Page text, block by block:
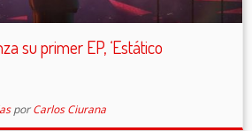
su primer EP, ‘Estático
porCarlos Ciurana